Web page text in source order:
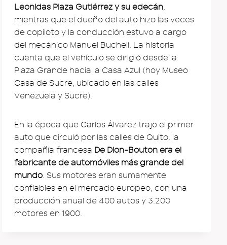
Leonidas Plaza Gutiérrez y su edecán,
mientras que el dueño del auto hizo las veces
de copiloto y la conducción estuvo a cargo
del mecánico Manuel Bucheli. La historia
cuenta que el vehículo se dirigió desde la
Plaza Grande hacia la Casa Azul (hoy Museo
Casa de Sucre, ubicado en las calles
Venezuela y Sucre).
En la época que Carlos Álvarez trajo el primer
auto que circuló por las calles de Quito, la
compañía francesa De Dion-Bouton era el
fabricante de automóviles más grande del
mundo. Sus motores eran sumamente
confiables en el mercado europeo, con una
producción anual de 400 autos y 3.200
motores en 1900.